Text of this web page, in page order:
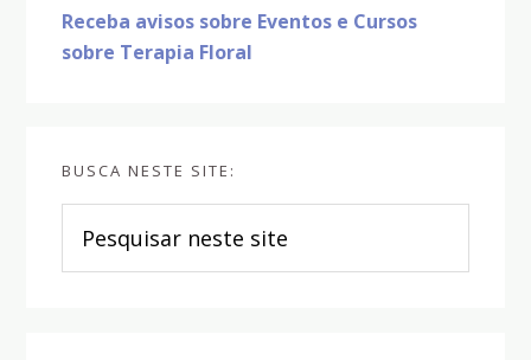
Receba avisos sobre Eventos e Cursos
sobre Terapia Floral
BUSCA NESTE SITE:
neste
site